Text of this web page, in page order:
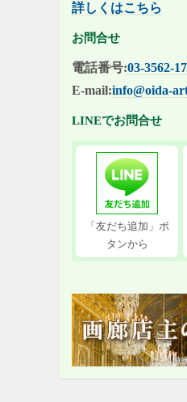
詳しくはこちら
お問合せ
電話番号:03-3562-
E-mail:info@oida-
LINEでお問合せ
「友だち追加」ボ
タンから